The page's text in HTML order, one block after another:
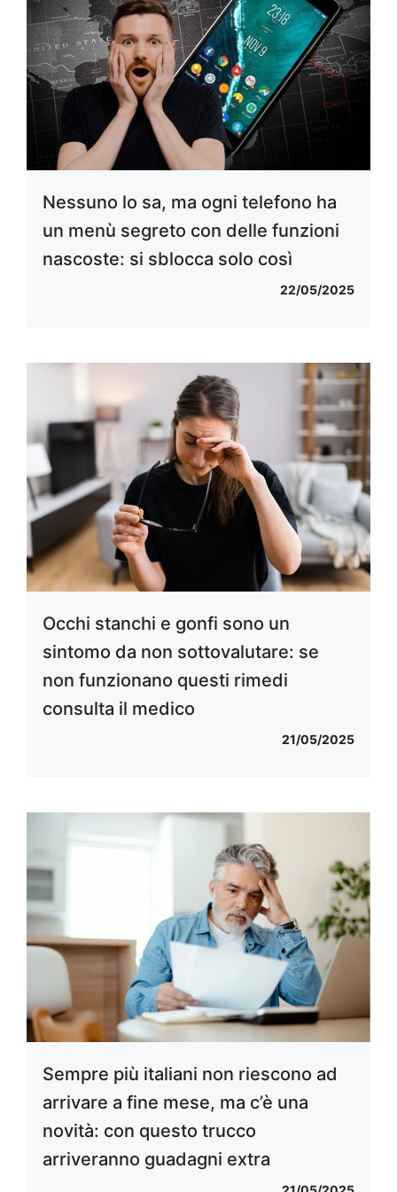
Nessuno lo sa, ma ogni telefono ha
un menù segreto con delle funzioni
nascoste: si sblocca solo così
22/05/2025
Occhi stanchi e gonfi sono un
sintomo da non sottovalutare: se
non funzionano questi rimedi
consulta il medico
21/05/2025
Sempre più italiani non riescono ad
arrivare a fine mese, ma c’è una
novità: con questo trucco
arriveranno guadagni extra